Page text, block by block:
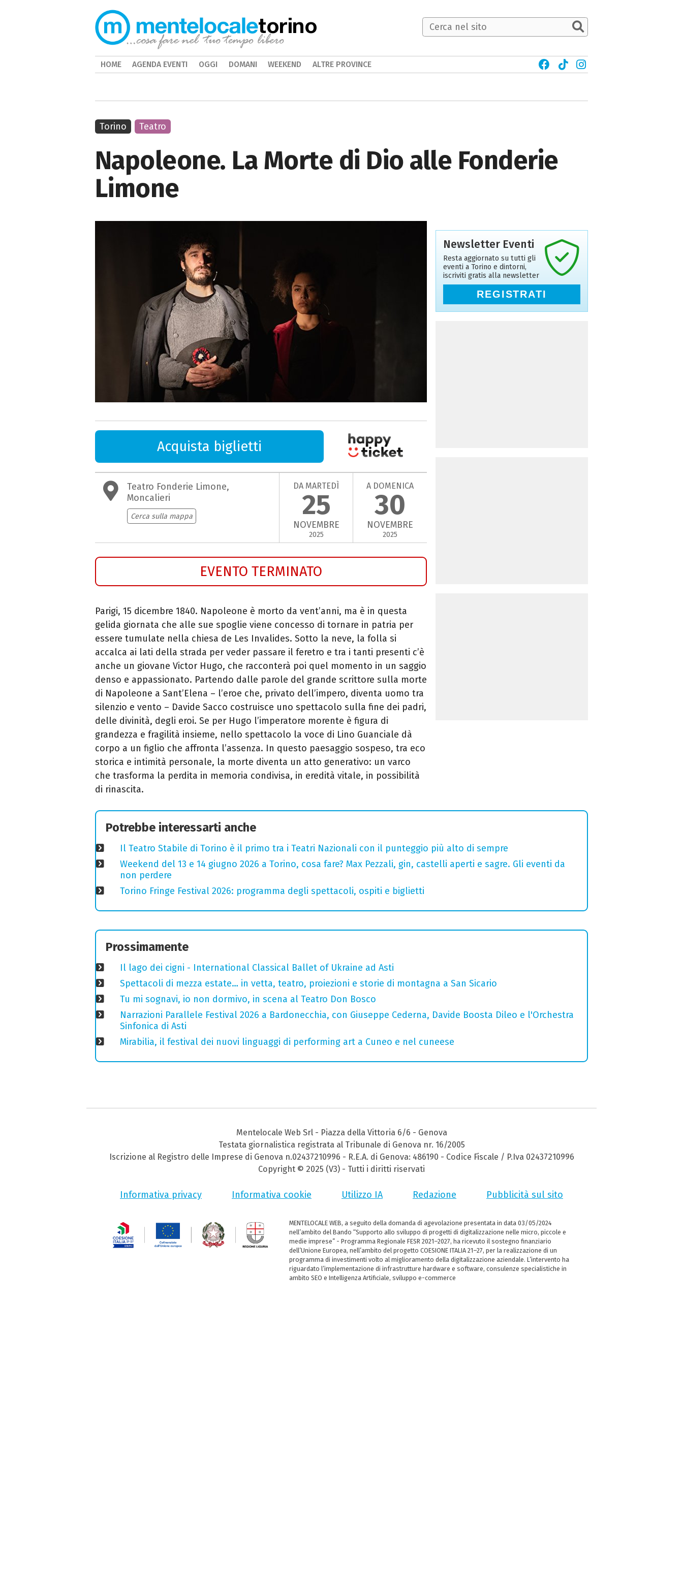
Napoleone. La Morte di Dio alle Fonderie
Limone
Acquista biglietti
Teatro Fonderie Limone,
Moncalieri
Cerca sulla mappa
DA MARTEDÌ
25
NOVEMBRE
2025
A DOMENICA
30
NOVEMBRE
2025
EVENTO TERMINATO
Parigi, 15 dicembre 1840. Napoleone è morto da vent’anni, ma è in questa
gelida giornata che alle sue spoglie viene concesso di tornare in patria per
essere tumulate nella chiesa de Les Invalides. Sotto la neve, la folla si
accalca ai lati della strada per veder passare il feretro e tra i tanti presenti c’è
anche un giovane Victor Hugo, che racconterà poi quel momento in un saggio
denso e appassionato. Partendo dalle parole del grande scrittore sulla morte
di Napoleone a Sant’Elena – l’eroe che, privato dell’impero, diventa uomo tra
silenzio e vento – Davide Sacco costruisce uno spettacolo sulla fine dei padri,
delle divinità, degli eroi. Se per Hugo l’imperatore morente è figura di
grandezza e fragilità insieme, nello spettacolo la voce di Lino Guanciale dà
corpo a un figlio che affronta l’assenza. In questo paesaggio sospeso, tra eco
storica e intimità personale, la morte diventa un atto generativo: un varco
che trasforma la perdita in memoria condivisa, in eredità vitale, in possibilità
di rinascita.
Torino Teatro
Newsletter Eventi
Resta aggiornato su tutti gli
eventi a Torino e dintorni,
iscriviti gratis alla newsletter
REGISTRATI
Potrebbe interessarti anche
Il Teatro Stabile di Torino è il primo tra i Teatri Nazionali con il punteggio più alto di sempre
Weekend del 13 e 14 giugno 2026 a Torino, cosa fare? Max Pezzali, gin, castelli aperti e sagre. Gli eventi da
non perdere
Torino Fringe Festival 2026: programma degli spettacoli, ospiti e biglietti
Prossimamente
Il lago dei cigni - International Classical Ballet of Ukraine ad Asti
Spettacoli di mezza estate… in vetta, teatro, proiezioni e storie di montagna a San Sicario
Tu mi sognavi, io non dormivo, in scena al Teatro Don Bosco
Narrazioni Parallele Festival 2026 a Bardonecchia, con Giuseppe Cederna, Davide Boosta Dileo e l'Orchestra
Sinfonica di Asti
Mirabilia, il festival dei nuovi linguaggi di performing art a Cuneo e nel cuneese
torino
HOME AGENDA EVENTI OGGI DOMANI WEEKEND ALTRE PROVINCE
Mentelocale Web Srl - Piazza della Vittoria 6/6 - Genova
Testata giornalistica registrata al Tribunale di Genova nr. 16/2005
Iscrizione al Registro delle Imprese di Genova n.02437210996 - R.E.A. di Genova: 486190 - Codice Fiscale / P.Iva 02437210996
Copyright © 2025 (V3) - Tutti i diritti riservati
Informativa privacy Informativa cookie Utilizzo IA Redazione Pubblicità sul sito
MENTELOCALE WEB, a seguito della domanda di agevolazione presentata in data 03/05/2024
nell’ambito del Bando “Supporto allo sviluppo di progetti di digitalizzazione nelle micro, piccole e
medie imprese” - Programma Regionale FESR 2021–2027, ha ricevuto il sostegno finanziario
dell’Unione Europea, nell’ambito del progetto COESIONE ITALIA 21–27, per la realizzazione di un
programma di investimenti volto al miglioramento della digitalizzazione aziendale. L’intervento ha
riguardato l’implementazione di infrastrutture hardware e software, consulenze specialistiche in
ambito SEO e Intelligenza Artificiale, sviluppo e-commerce